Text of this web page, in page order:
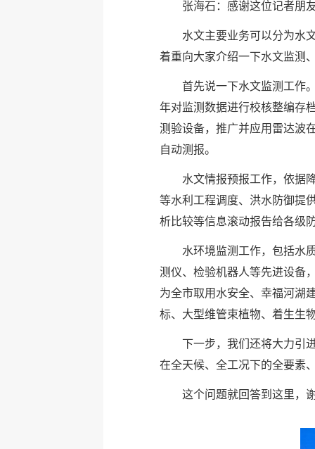
张海石：感谢这位记者朋
水文主要业务可以分为水
着重向大家介绍一下水文监测
首先说一下水文监测工作
年对监测数据进行校核整编存
测验设备，推广并应用雷达波
自动测报。
水文情报预报工作，依据
等水利工程调度、洪水防御提
析比较等信息滚动报告给各级
水环境监测工作，包括水
测仪、检验机器人等先进设备
为全市取用水安全、幸福河湖
标、大型维管束植物、着生生
下一步，我们还将大力引
在全天候、全工况下的全要素
这个问题就回答到这里，